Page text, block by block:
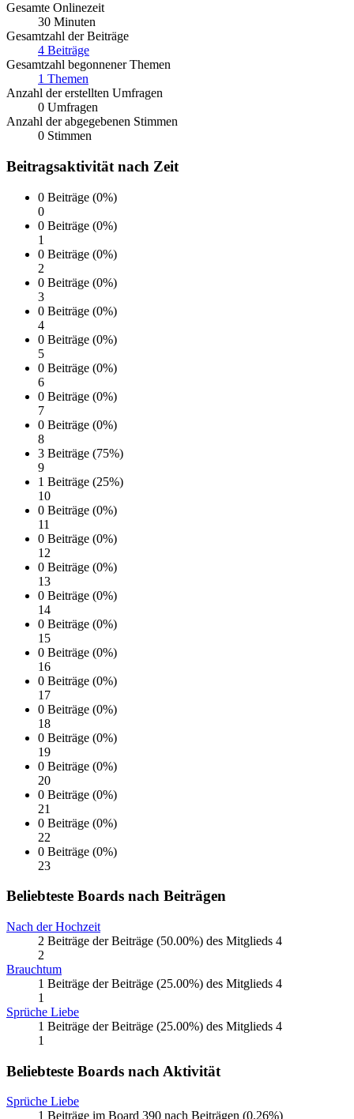
Gesamte Onlinezeit
30 Minuten
Gesamtzahl der Beiträge
4 Beiträge
Gesamtzahl begonnener Themen
1 Themen
Anzahl der erstellten Umfragen
0 Umfragen
Anzahl der abgegebenen Stimmen
0 Stimmen
Beitragsaktivität nach Zeit
0 Beiträge (0%)
0
0 Beiträge (0%)
1
0 Beiträge (0%)
2
0 Beiträge (0%)
3
0 Beiträge (0%)
4
0 Beiträge (0%)
5
0 Beiträge (0%)
6
0 Beiträge (0%)
7
0 Beiträge (0%)
8
3 Beiträge (75%)
9
1 Beiträge (25%)
10
0 Beiträge (0%)
11
0 Beiträge (0%)
12
0 Beiträge (0%)
13
0 Beiträge (0%)
14
0 Beiträge (0%)
15
0 Beiträge (0%)
16
0 Beiträge (0%)
17
0 Beiträge (0%)
18
0 Beiträge (0%)
19
0 Beiträge (0%)
20
0 Beiträge (0%)
21
0 Beiträge (0%)
22
0 Beiträge (0%)
23
Beliebteste Boards nach Beiträgen
Nach der Hochzeit
2 Beiträge der Beiträge (50.00%) des Mitglieds 4
2
Brauchtum
1 Beiträge der Beiträge (25.00%) des Mitglieds 4
1
Sprüche Liebe
1 Beiträge der Beiträge (25.00%) des Mitglieds 4
1
Beliebteste Boards nach Aktivität
Sprüche Liebe
1 Beiträge im Board 390 nach Beiträgen (0.26%)